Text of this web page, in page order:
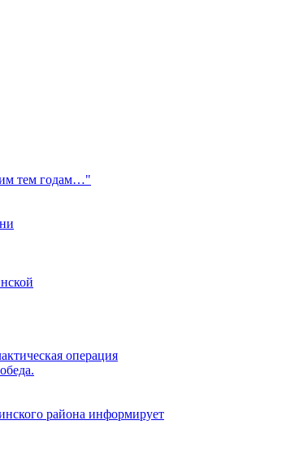
тем годам…"
операция
района информирует